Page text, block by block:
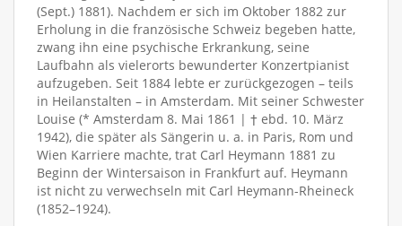
(Sept.) 1881). Nachdem er sich im Oktober 1882 zur
Erholung in die französische Schweiz begeben hatte,
zwang ihn eine psychische Erkrankung, seine
Laufbahn als vielerorts bewunderter Konzertpianist
aufzugeben. Seit 1884 lebte er zurückgezogen – teils
in Heilanstalten – in Amsterdam. Mit seiner Schwester
Louise (* Amsterdam 8. Mai 1861 | † ebd. 10. März
1942), die später als Sängerin u. a. in Paris, Rom und
Wien Karriere machte, trat Carl Heymann 1881 zu
Beginn der Wintersaison in Frankfurt auf. Heymann
ist nicht zu verwechseln mit Carl Heymann-Rheineck
(1852–1924).